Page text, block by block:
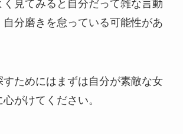
く見てみると自分だって雑な言動
自分磨きを怠っている可能性があ
ためにはまずは自分が素敵な女
がけてください。